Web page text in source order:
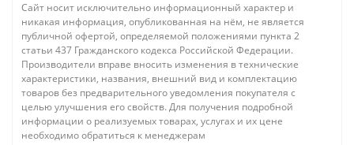
Сайт носит исключительно информационный характер и
никакая информация, опубликованная на нём, не является
публичной офертой, определяемой положениями пункта 2
статьи 437 Гражданского кодекса Российской Федерации.
Производители вправе вносить изменения в технические
характеристики, названия, внешний вид и комплектацию
товаров без предварительного уведомления покупателя с
целью улучшения его свойств. Для получения подробной
информации о реализуемых товарах, услугах и их цене
необходимо обратиться к менеджерам